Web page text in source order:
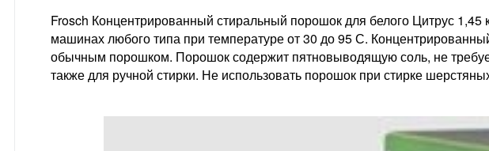
Frosch Концентрированный стиральный порошок для белого Цитрус 1,45
машинах любого типа при температуре от 30 до 95 С.
обычным порошком. Порошок содержит пятновыводящую соль, не
также для ручной стирки. Не использовать порошок при стирке